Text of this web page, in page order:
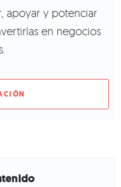
apoyar y potenciar
en negocios